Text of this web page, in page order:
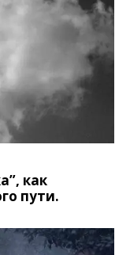
как
пути.